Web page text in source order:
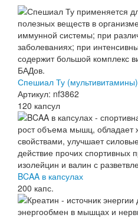
Спешиал Ту (мультивитамины)
Артикул: nf3862
120 капсул
BCAA в капсулах
200 капс.